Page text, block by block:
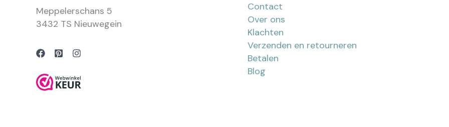
Meppelerschans 5
3432 TS Nieuwegein
Contact
Over ons
Klachten
Verzenden en retourneren
Betalen
Blog